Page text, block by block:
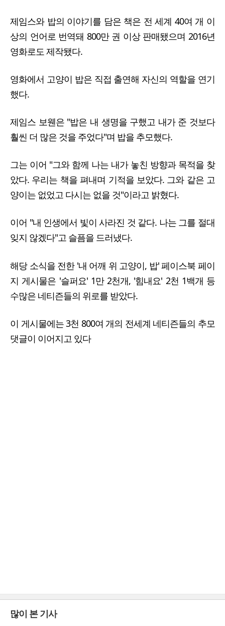
제임스와 밥의 이야기를 담은 책은 전 세계 40여 개 이
상의 언어로 번역돼 800만 권 이상 판매됐으며 2016년
영화로도 제작됐다.
영화에서 고양이 밥은 직접 출연해 자신의 역할을 연기
했다.
제임스 보웬은 "밥은 내 생명을 구했고 내가 준 것보다
훨씬 더 많은 것을 주었다"며 밥을 추모했다.
그는 이어 "그와 함께 나는 내가 놓친 방향과 목적을 찾
았다. 우리는 책을 펴내며 기적을 보았다. 그와 같은 고
양이는 없었고 다시는 없을 것"이라고 밝혔다.
이어 "내 인생에서 빛이 사라진 것 같다. 나는 그를 절대
잊지 않겠다"고 슬픔을 드러냈다.
해당 소식을 전한 '내 어깨 위 고양이, 밥' 페이스북 페이
지 게시물은 '슬퍼요' 1만 2천개, '힘내요' 2천 1백개 등
수많은 네티즌들의 위로를 받았다.
이 게시물에는 3천 800여 개의 전세계 네티즌들의 추모
댓글이 이어지고 있다
많이 본 기사